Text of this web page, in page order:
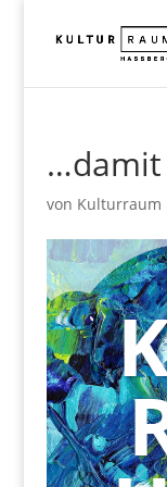
…damit
von Kulturraum